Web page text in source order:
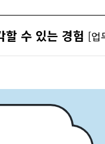
할 수 있는 경험 [업